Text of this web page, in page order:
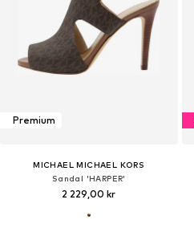
Premium
MICHAEL MICHAEL KORS
Sandal 'HARPER'
2 229,00 kr